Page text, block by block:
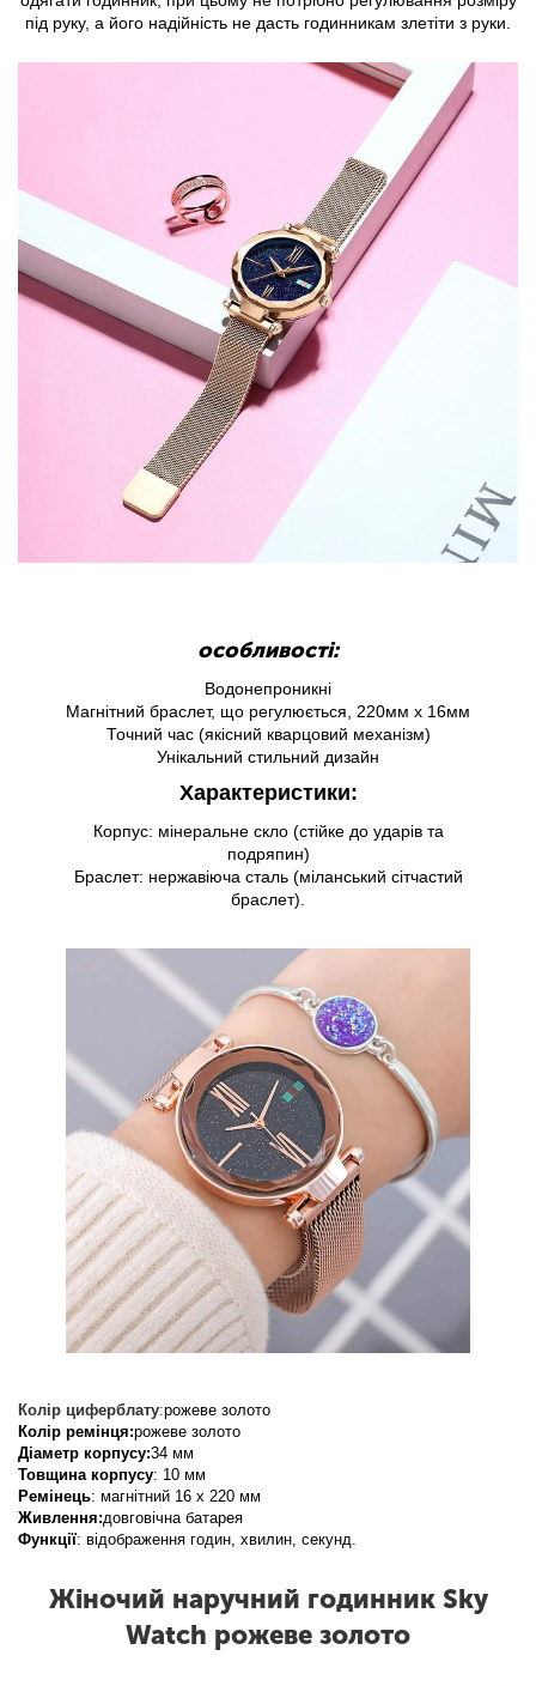
під руку, а його надійність не дасть годинникам злетіти з руки.
особливості:
Водонепроникні
Магнітний браслет, що регулюється, 220мм х 16мм
Точний час (якісний кварцовий механізм)
Унікальний стильний дизайн
Характеристики:
Корпус: мінеральне скло (стійке до ударів та
подряпин)
Браслет: нержавіюча сталь (міланський сітчастий
браслет).
Колір циферблату:рожеве золото
Колір ремінця:рожеве золото
Діаметр корпусу:34 мм
Товщина корпусу: 10 мм
Ремінець: магнітний 16 х 220 мм
Живлення:довговічна батарея
Функції: відображення годин, хвилин, секунд.
Жіночий наручний годинник Sky
Watch рожеве золото